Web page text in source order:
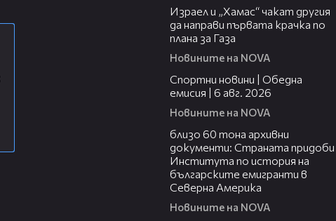
Израел и „Хамас“ чакат другия
да направи първата крачка по
плана за Газа
Новините на NOVA
Спортни новини | Обедна
емисия | 6 aвг. 2026
Новините на NOVA
близо 60 тона архивни
документи: Страната придоби
Института по история на
българските емигранти в
Северна Америка
Новините на NOVA